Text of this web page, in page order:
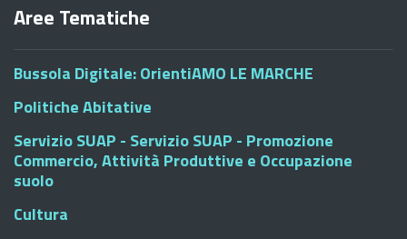
Aree Tematiche
Bussola Digitale: OrientiAMO LE MARCHE
Politiche Abitative
Servizio SUAP - Servizio SUAP - Promozione
Commercio, Attività Produttive e Occupazione
suolo
Cultura